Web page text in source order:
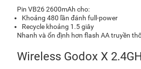
Pin VB26 2600mAh cho:
Khoảng 480 lần đánh full-power
Recycle khoảng 1.5 giây
Nhanh và ổn định hơn flash AA truyền
Wireless Godox X